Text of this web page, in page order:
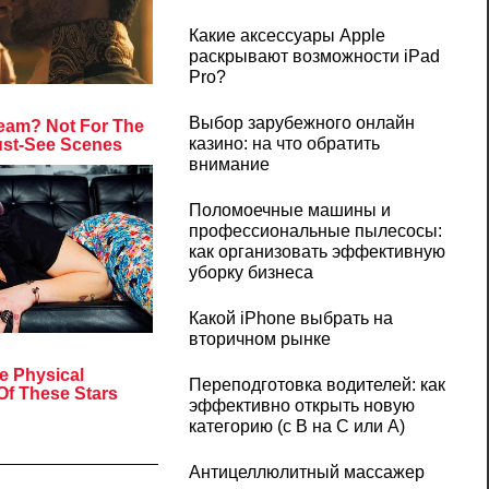
Какие аксессуары Apple
раскрывают возможности iPad
Pro?
Выбор зарубежного онлайн
казино: на что обратить
внимание
Поломоечные машины и
профессиональные пылесосы:
как организовать эффективную
уборку бизнеса
Какой iPhone выбрать на
вторичном рынке
Переподготовка водителей: как
эффективно открыть новую
категорию (с B на C или А)
Антицеллюлитный массажер